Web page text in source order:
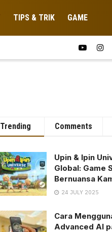
TIPS & TRIK GAME
Trending Comments
Upin & Ipin
Global: Game
Bernuansa
24 JULY 2025
Cara
Advanced AI